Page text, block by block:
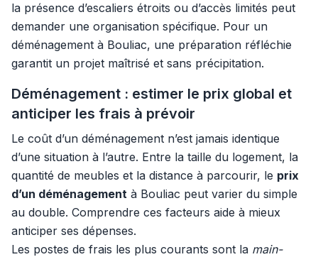
la présence d’escaliers étroits ou d’accès limités peut
demander une organisation spécifique. Pour un
déménagement à Bouliac, une préparation réfléchie
garantit un projet maîtrisé et sans précipitation.
Déménagement : estimer le prix global et
anticiper les frais à prévoir
Le coût d’un déménagement n’est jamais identique
d’une situation à l’autre. Entre la taille du logement, la
quantité de meubles et la distance à parcourir, le prix
d’un déménagement à Bouliac peut varier du simple
au double. Comprendre ces facteurs aide à mieux
anticiper ses dépenses.
Les postes de frais les plus courants sont la main-